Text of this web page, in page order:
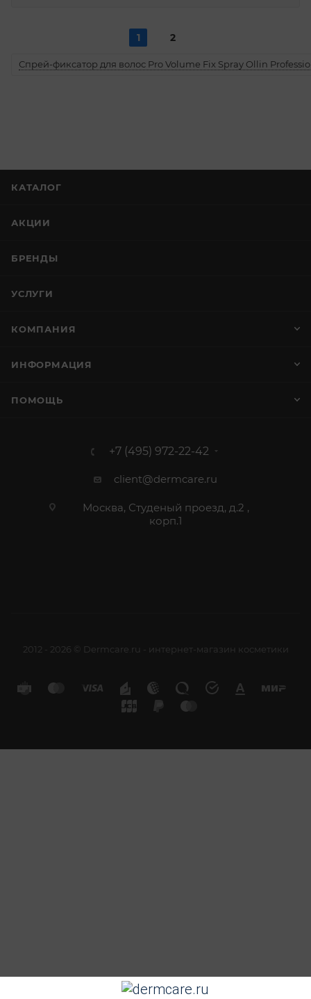
1 2
Спрей-фиксатор для волос Pro Volume Fix Spray Ollin
КАТАЛОГ
АКЦИИ
БРЕНДЫ
УСЛУГИ
КОМПАНИЯ
ИНФОРМАЦИЯ
ПОМОЩЬ
+7 (495) 972-22-42
client@dermcare.ru
Москва, Студеный проезд, д.2 ,
корп.1
2012 - 2026 © Dermcare.ru - интернет-магазин косметики